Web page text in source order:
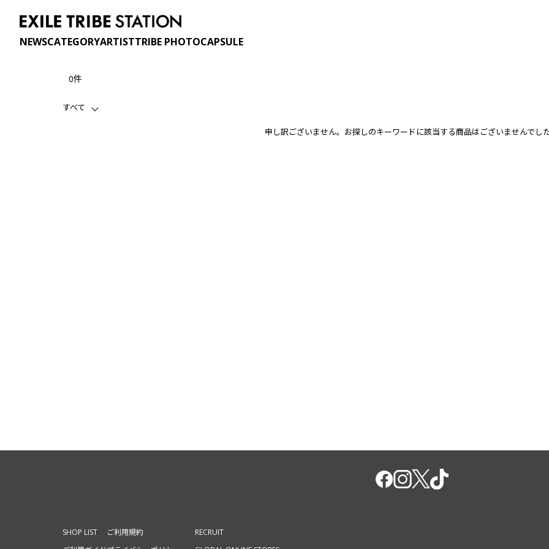
NEWSCATEGORYARTISTTRIBE PHOTOCAPSULE
0件
すべて
申し訳ございません。お探しのキーワードに該当する商品はございませんでし
SHOP LIST
ご利用規約
RECRUIT